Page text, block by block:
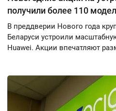
получили более 110
В преддверии Нового года
Беларуси устроили
Huawei. Акции впечатляют